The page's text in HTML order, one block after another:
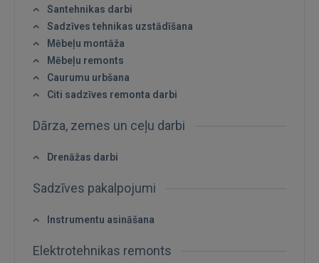
IENĀKT
Santehnikas darbi
Sadzīves tehnikas uzstādīšana
Mēbeļu montāža
Mēbeļu remonts
Caurumu urbšana
Citi sadzīves remonta darbi
Dārza, zemes un ceļu darbi
Drenāžas darbi
Sadzīves pakalpojumi
Instrumentu asināšana
Elektrotehnikas remonts